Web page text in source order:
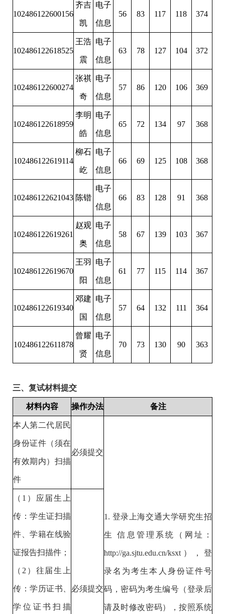
102486122600156
齐吉
凯
电子
信息
56 83 117 118 374
102486122618525
王浩
震
电子
信息
63 78 127 104 372
102486122600274
张祺
奇
电子
信息
57 86 120 106 369
102486122618959
李明
皓
电子
信息
65 72 134 97 368
102486122619114
柳石
屹
电子
信息
66 69 125 108 368
102486122621043 陈锴
电子
信息
66 83 128 91 368
102486122619261
赵观
奥
电子
信息
58 67 139 103 367
102486122619670
王羽
阳
电子
信息
61 77 115 114 367
102486122619340
邓建
国
电子
信息
57 64 132 111 364
102486122611878
曾耀
贤
电子
信息
70 73 130 90 363
三、复试材料提交
材料内容 操作办法 备注
本人第二代居民
身份证件（须在
有效期内）扫描
件
必须提交
1. 登录上海交通大学研究生招
生 信息管理系统（网址：
http://ga.sjtu.edu.cn/ksxt ），登
录名为考生本人身份证件号
码，密码为考生编号（登录后
请及时修改密码），按照系统
（ 1 ）应届生上
传：学生证扫描
件、学籍在线验
证报告扫描件；
（ 2 ）往届生上
传：学历证书、
学位证书扫描
必须提交